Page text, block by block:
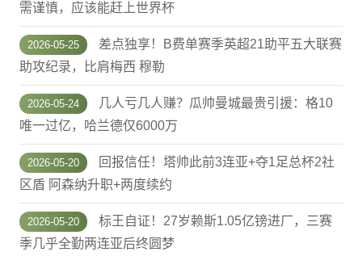
需谨慎，应该能赶上世界杯
2026-05-25
差点独享！B费单赛季英超21助平五大联赛
助攻纪录，比肩梅西 穆勒
2026-05-24
几人亏几人赚？瓜帅曼城最贵引援：格10
唯一过亿，哈兰德仅6000万
2026-05-20
回报信任！塔帅此前3连亚+夺1足总杯2社
区盾 阿森纳升职+两度续约
2026-05-20
标王自证！27岁赖斯1.05亿镑进厂，三赛
季几乎全勤两连亚后终圆梦